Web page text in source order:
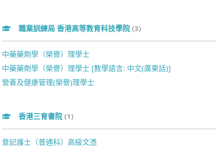
職業訓練局 香港高等教育科技學院 (3)
中藥藥劑學（榮譽）理學士
中藥藥劑學（榮譽）理學士 [教學語言: 中文(廣東話)]
營養及健康管理(榮譽)理學士
香港三育書院 (1)
登記護士（普通科）高級文憑